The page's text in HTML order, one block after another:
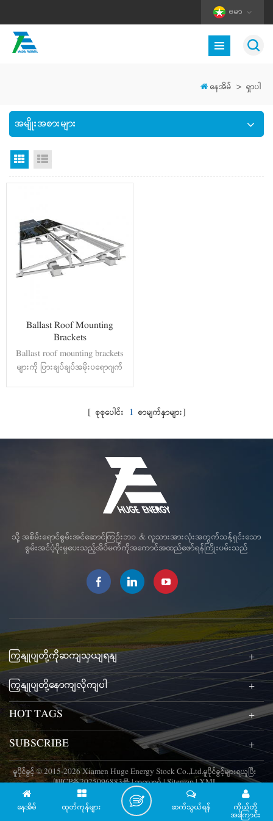
ဗမာ
နေအိမ် > ရှာပါ
အမျိုးအစားများ
Grid မြင်ကွင်း
Ballast Roof Mounting
Brackets
Ballast roof mounting brackets
များကို ပြားချပ်ချပ်အမိုးပရောဂျက်
ထားသော အဓိက အစိတ်အပိုင်း
များသည် ဖွဲ့စည်းပုံ ခိုင်ခံ့မှု၊ တည်ငြိမ်
သော နေရောင်ခြည်သုံး မော်ဂျူးများ
နှင့် တွဲဖက်အသုံးပြုနိုင်ပါသည်။ မူပိုင်
ခွင့်တင်ထားသော ဖွဲ့စည်းပုံဒီဇိုင်း
သည် ဆောက်လုပ်ရေးကုန်ကျစရိတ်
ကို သက်သာစေရန် တပ်ဆင်ချိန်ပိုတို
[ စုစုပေါင်း 1 စာမျက်နှာများ]
သို့ အစိမ်းရောင်စွမ်းအင်ဆောင်ကြဉ်းဘဝ & လူသားအားလုံးအတွက်သန့်ရှင်းသော
စွမ်းအင်ပံ့ပိုးမှုပေးသည့်အိပ်မက်ကိုအကောင်အထည်ဖော်ရန်ကြိုးပမ်းသည်
ကြှနျုပျတို့ကိုဆကျသှယျရနျ
ကြှနျုပျတို့နောကျလိုကျပါ
HOT TAGS
SUBSCRIBE
မူပိုင်ခွင့် © 2015-2026 Xiamen Huge Energy Stock Co.,Ltd.မူပိုင်ခွင့်များရယူပြီး
闽ICP备2025096883号|ဘလော့ဂ်|Sitemap|XML
နေအိမ် ထုတ်ကုန်များ ကိုယ်တို့
အကြောင်း
ဆက်သွယ်ရန်